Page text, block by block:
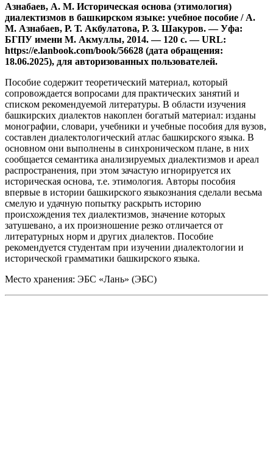
Азнабаев, А. М. Историческая основа (этимология)
диалектизмов в башкирском языке: учебное пособие / А.
М. Азнабаев, Р. Т. Акбулатова, Р. З. Шакуров. — Уфа:
БГПУ имени М. Акмуллы, 2014. — 120 с. — URL:
https://e.lanbook.com/book/56628 (дата обращения:
18.06.2025), для авторизованных пользователей.
Пособие содержит теоретический материал, который
сопровождается вопросами для практических занятий и
списком рекомендуемой литературы. В области изучения
башкирских диалектов накоплен богатый материал: изданы
монографии, словари, учебники и учебные пособия для вузов,
составлен диалектологический атлас башкирского языка. В
основном они выполнены в синхроническом плане, в них
сообщается семантика анализируемых диалектизмов и ареал
распространения, при этом зачастую игнорируется их
историческая основа, т.е. этимология. Авторы пособия
впервые в истории башкирского языкознания сделали весьма
смелую и удачную попытку раскрыть историю
происхождения тех диалектизмов, значение которых
затушевано, а их произношение резко отличается от
литературных норм и других диалектов. Пособие
рекомендуется студентам при изучении диалектологии и
исторической грамматики башкирского языка.
Место хранения: ЭБС «Лань» (ЭБС)